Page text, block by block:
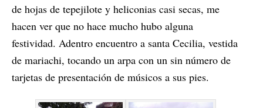
de hojas de tepejilote y heliconias casi secas, me
hacen ver que no hace mucho hubo alguna
festividad. Adentro encuentro a santa Cecilia, vestida
de mariachi, tocando un arpa con un sin número de
tarjetas de presentación de músicos a sus pies.